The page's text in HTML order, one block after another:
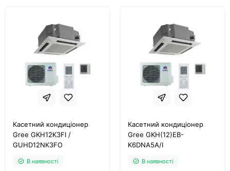
Касетний кондиціонер
Gree GKH12K3FI /
GUHD12NK3FO
В наявності
Касетний кондиціонер
Gree GKH(12)EB-
K6DNA5A/I
В наявності